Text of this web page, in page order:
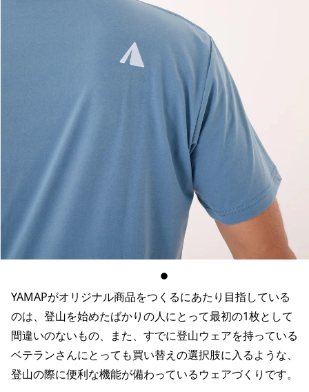
YAMAPがオリジナル商品をつくるにあたり目指している
のは、登山を始めたばかりの人にとって最初の1枚として
間違いのないもの、また、すでに登山ウェアを持っている
ベテランさんにとっても買い替えの選択肢に入るような、
登山の際に便利な機能が備わっているウェアづくりです。